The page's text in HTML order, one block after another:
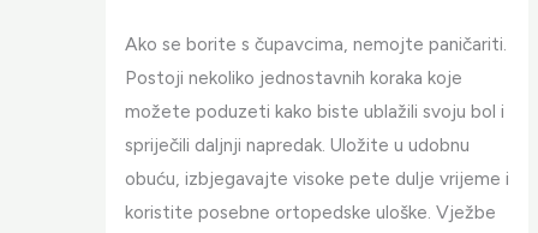
Ako se borite s čupavcima, nemojte paničariti.
Postoji nekoliko jednostavnih koraka koje
možete poduzeti kako biste ublažili svoju bol i
spriječili daljnji napredak. Uložite u udobnu
obuću, izbjegavajte visoke pete dulje vrijeme i
koristite posebne ortopedske uloške. Vježbe